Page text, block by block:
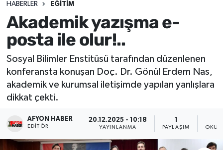
HABERLER EĞITIM
Akademik yazışma e-
posta ile olur!..
Sosyal Bilimler Enstitüsü tarafından düzenlenen
konferansta konuşan Doç. Dr. Gönül Erdem Nas,
akademik ve kurumsal iletişimde yapılan yanlışlara
dikkat çekti.
AFYON HABER
EDITÖR
20.12.2025 - 10:18
YAYINLANMA PAYLAŞIM
Sağlık
Eğitim
Sivil Toplum
Ekonomi
Magazin
Etkinlikler